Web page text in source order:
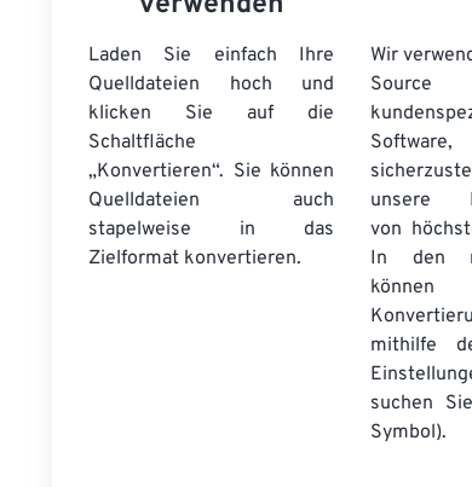
Laden Sie einfach Ihre
Quelldateien hoch und
klicken Sie auf die
Schaltfläche
„Konvertieren“. Sie können
Quelldateien auch
stapelweise in das
Zielformat konvertieren.
Wir
unsere
von
In den
mithilfe
suchen
Symbol).